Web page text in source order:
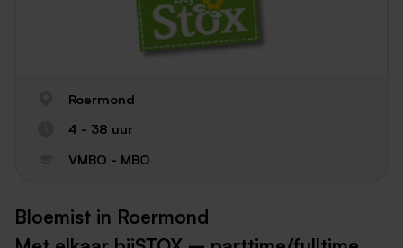
Roermond
4 - 38 uur
VMBO - MBO
Bloemist in Roermond